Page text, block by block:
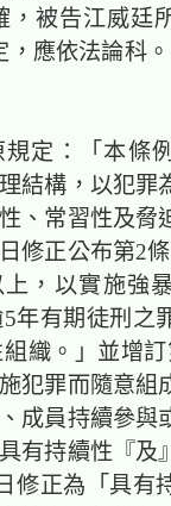
被告江威廷
定，應依法論
定：「本條
結構，以犯罪
、常習性及脅
修正公布第2
，以實施強
年有期徒刑之
織。」並增
犯罪而隨意組
成員持續參與
有持續性『及
修正為「具有